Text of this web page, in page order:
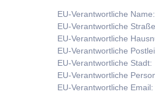
EU-Verantwortliche Name:
EU-Verantwortliche
EU-Verantwortliche
EU-Verantwortliche
EU-Verantwortliche Stadt:
EU-Verantwortliche
EU-Verantwortliche Email: